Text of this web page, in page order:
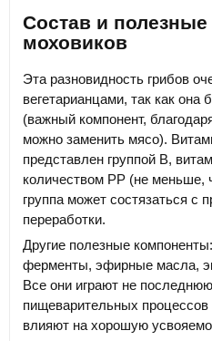
Состав и полезные
моховиков
Эта разновидность грибов
вегетарианцами, так как она
(важный компонент,
можно заменить мясо).
представлен группой В,
количеством РР (не меньше,
группа может состязаться с
переработки.
Другие полезные
ферменты, эфирные масла,
Все они играют не
пищеварительных
влияют на хорошую